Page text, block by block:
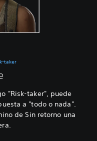
taker
"Risk-taker", puede
a "todo o nada".
de Sin retorno una